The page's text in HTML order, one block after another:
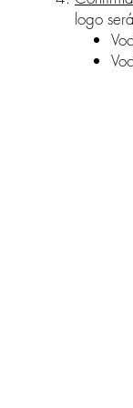
logo